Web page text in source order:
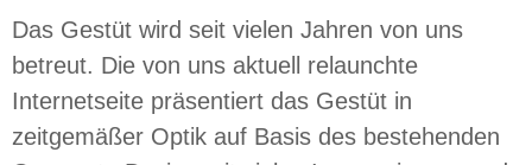
Das Gestüt wird seit vielen Jahren von uns
betreut. Die von uns aktuell relaunchte
Internetseite präsentiert das Gestüt in
zeitgemäßer Optik auf Basis des bestehenden